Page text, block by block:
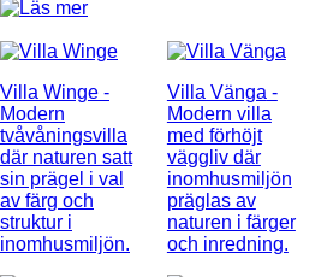
Villa Winge -
Modern
tvåvåningsvilla
där naturen satt
sin prägel i val
av färg och
struktur i
inomhusmiljön.
Villa Vänga -
Modern villa
med förhöjt
väggliv där
inomhusmiljön
präglas av
naturen i färger
och inredning.